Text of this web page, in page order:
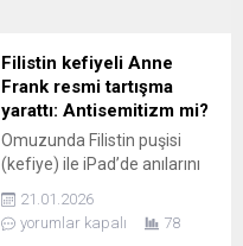
Açıklamada, Laperouse
isimli araştırma gemisinin
Calais Limanı’na ulaştığı,
Kermorvan isimli devriye
gemisinin de birkaç günde...
Filistin kefiyeli Anne
Frank resmi tartışma
yarattı: Antisemitizm mi?
Omuzunda Filistin puşisi
(kefiye) ile iPad’de anılarını
yeni tartışma ve
cepheleşmelere yol açtı.
21.01.2026
yorumlar kapalı
78